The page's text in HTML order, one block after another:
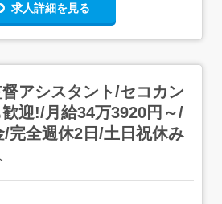
求人詳細を見る
アシスタント/セコカン
迎!/月給34万3920円～/
完全週休2日/土日祝休み